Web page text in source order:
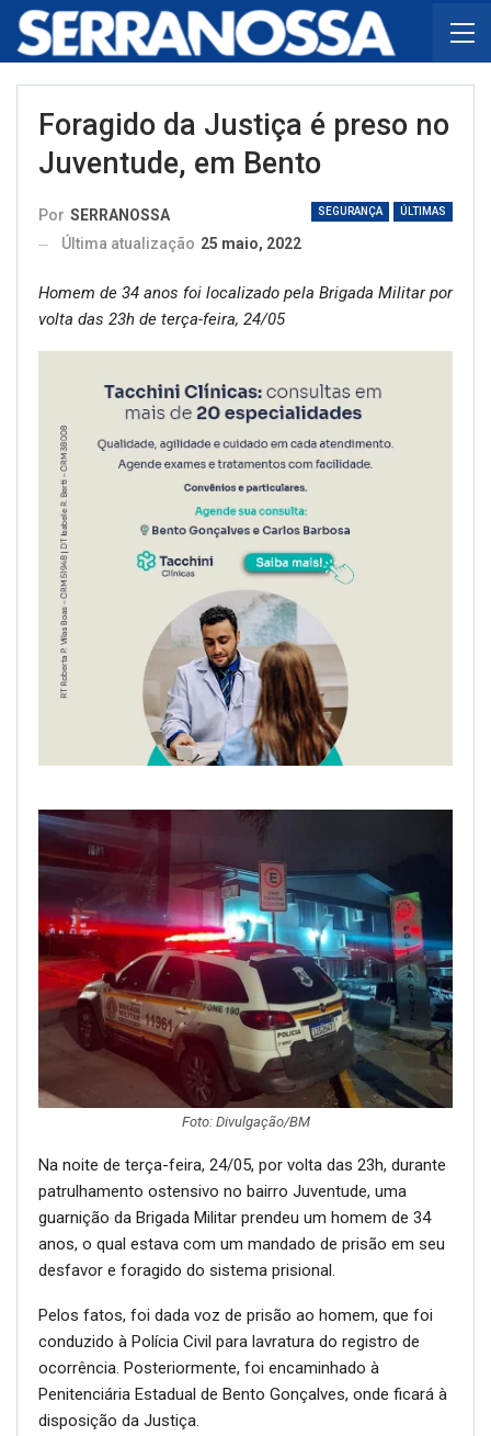
Foragido da Justiça é preso no
Juventude, em Bento
SEGURANÇA ÚLTIMAS
Por SERRANOSSA
Última atualização 25 maio, 2022
Homem de 34 anos foi localizado pela Brigada Militar por
volta das 23h de terça-feira, 24/05
Foto: Divulgação/BM
Na noite de terça-feira, 24/05, por volta das 23h, durante
patrulhamento ostensivo no bairro Juventude, uma
guarnição da Brigada Militar prendeu um homem de 34
anos, o qual estava com um mandado de prisão em seu
desfavor e foragido do sistema prisional.
Pelos fatos, foi dada voz de prisão ao homem, que foi
conduzido à Polícia Civil para lavratura do registro de
ocorrência. Posteriormente, foi encaminhado à
Penitenciária Estadual de Bento Gonçalves, onde ficará à
disposição da Justiça.